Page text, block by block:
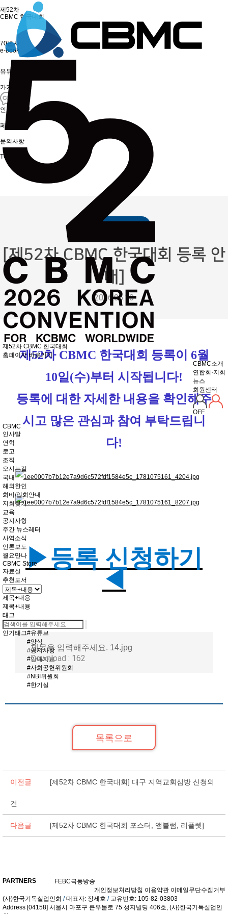
제52차 CBMC 한국대회
홈페이지 바로가기
CBMC소개
연합회·지회
뉴스
회원센터
OFF
CBMC
인사말
연혁
로고
조직
오시는길
국내
해외한인
회비/입회안내
지회찾기
교육
공지사항
주간 뉴스레터
사역소식
언론보도
월요만나
CBMC Store
자료실
추천도서
제목+내용
제목+내용
태그
인기태그#유튜브
#양식
#공지사항
#안내자료
#사회공헌위원회
#NBI위원회
#한기실
제52차
CBMC 한국대회
70년사
e-book
유튜브
카카오톡
인스타그램
페이스북
문의사항
TOP
[제52차 CBMC 한국대회 등록 안
내]
2026.06.10
제52차 CBMC 한국대회 등록이 6월
10일(수)부터 시작됩니다!
등록에 대한 자세한 내용을 확인해주
시고 많은 관심과 참여 부탁드립니
다!
▶등록 신청하기
◀
제목을 입력해주세요. 14.jpg
Download : 162
목록으로
이전글 [제52차 CBMC 한국대회] 대구 지역교회심방 신청의
건
다음글 [제52차 CBMC 한국대회 포스터, 앰블럼, 리플렛]
PARTNERS FEBC극동방송
개인정보처리방침 이용약관 이메일무단수집거부
(사)한국기독실업인회 /대표자: 장세호 /고유번호: 105-82-03803
Address [04158] 서울시 마포구 큰우물로 75 성지빌딩 406호, (사)한국기독실업인